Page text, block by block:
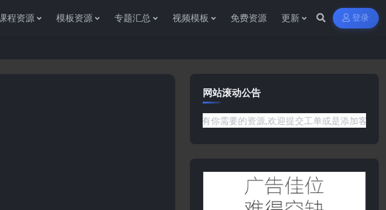
程资源 模板资源 专题汇总 视频模板 免费资源 更新 登录
网站滚动公告
信息资源!如果遇到任何问题或是网站没有你需要的资源,欢迎提交工单或是添加客服微信